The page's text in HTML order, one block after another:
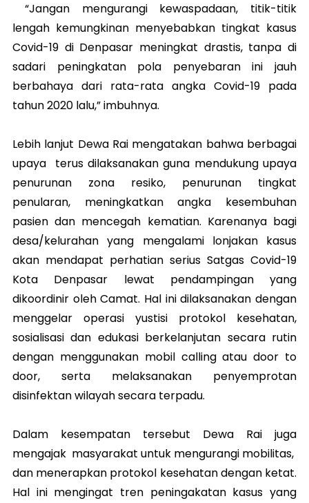
“Jangan mengurangi kewaspadaan, titik-titik
lengah kemungkinan menyebabkan tingkat kasus
Covid-19 di Denpasar meningkat drastis, tanpa di
sadari peningkatan pola penyebaran ini jauh
berbahaya dari rata-rata angka Covid-19 pada
tahun 2020 lalu,” imbuhnya.
Lebih lanjut Dewa Rai mengatakan bahwa berbagai
upaya terus dilaksanakan guna mendukung upaya
penurunan zona resiko, penurunan tingkat
penularan, meningkatkan angka kesembuhan
pasien dan mencegah kematian. Karenanya bagi
desa/kelurahan yang mengalami lonjakan kasus
akan mendapat perhatian serius Satgas Covid-19
Kota Denpasar lewat pendampingan yang
dikoordinir oleh Camat. Hal ini dilaksanakan dengan
menggelar operasi yustisi protokol kesehatan,
sosialisasi dan edukasi berkelanjutan secara rutin
dengan menggunakan mobil calling atau door to
door, serta melaksanakan penyemprotan
disinfektan wilayah secara terpadu.
Dalam kesempatan tersebut Dewa Rai juga
mengajak masyarakat untuk mengurangi mobilitas,
dan menerapkan protokol kesehatan dengan ketat.
Hal ini mengingat tren peningakatan kasus yang